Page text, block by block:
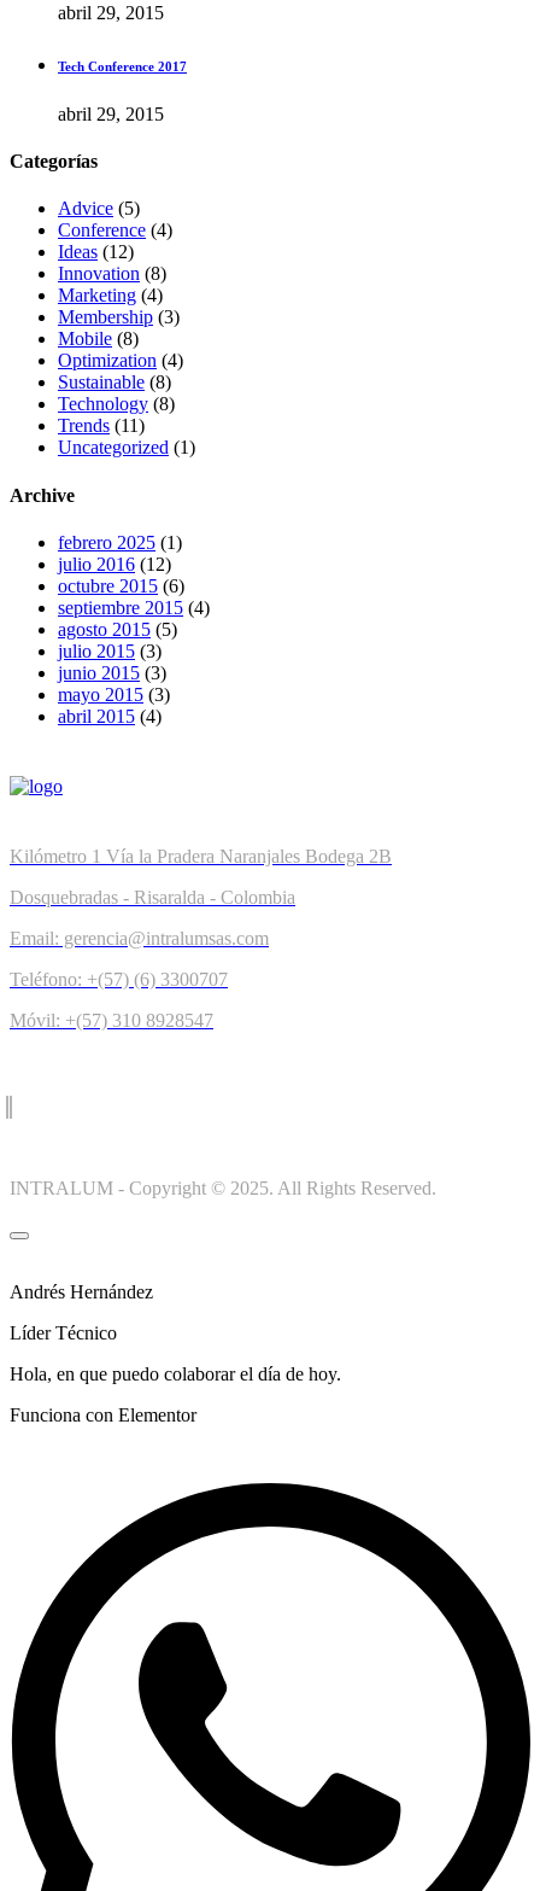
abril 29, 2015
Tech Conference 2017
abril 29, 2015
Categorías
Advice (5)
Conference (4)
Ideas (12)
Innovation (8)
Marketing (4)
Membership (3)
Mobile (8)
Optimization (4)
Sustainable (8)
Technology (8)
Trends (11)
Uncategorized (1)
Archive
febrero 2025 (1)
julio 2016 (12)
octubre 2015 (6)
septiembre 2015 (4)
agosto 2015 (5)
julio 2015 (3)
junio 2015 (3)
mayo 2015 (3)
abril 2015 (4)
Kilómetro 1 Vía la Pradera Naranjales Bodega 2B
Dosquebradas - Risaralda - Colombia
Email: gerencia@intralumsas.com
Teléfono: +(57) (6) 3300707
Móvil: +(57) 310 8928547
INTRALUM - Copyright © 2025. All Rights Reserved.
Andrés Hernández
Líder Técnico
Hola, en que puedo colaborar el día de hoy.
Funciona con Elementor